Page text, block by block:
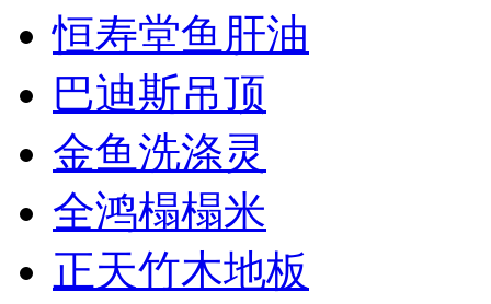
恒寿堂鱼肝油
巴迪斯吊顶
金鱼洗涤灵
全鸿榻榻米
正天竹木地板